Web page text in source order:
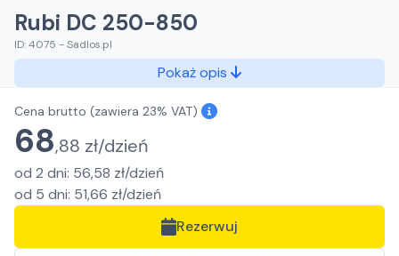
Rubi DC 250-850
ID:4075 -Sadlos.pl
Pokaż opis
Cena brutto (zawiera 23% VAT)
68,88 zł/dzień
od 2 dni: 56,58 zł/dzień
od 5 dni: 51,66 zł/dzień
Rezerwuj